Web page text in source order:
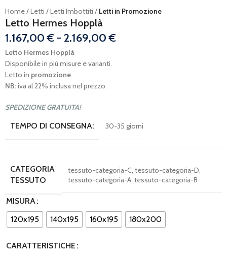
Home Letti Letti Imbottiti Letti in Promozione
Letto Hermes Hopplà
1.167,00€ - 2.169,00€
Letto Hermes Hopplà
Disponibile in più misure e varianti.
Letto in promozione.
NB:iva al 22% inclusa nel prezzo.
SPEDIZIONE GRATUITA!
TEMPO DI CONSEGNA: 30-35 giorni
CATEGORIA
TESSUTO
tessuto-categoria-C tessuto-categoria-D
tessuto-categoria-A, tessuto-categoria-B
MISURA
120x195
140x195 160x195 180x200
CARATTERISTICHE